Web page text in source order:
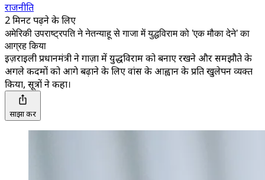
राजनीति
2 मिनट पढ़ने के लिए
अमेरिकी उपराष्ट्रपति ने नेतन्याहू से गाजा में युद्धविराम को 'एक मौका देने' का
आग्रह किया
इज़राइली प्रधानमंत्री ने गाज़ा में युद्धविराम को बनाए रखने और समझौते के
अगले कदमों को आगे बढ़ाने के लिए वांस के आह्वान के प्रति खुलेपन व्यक्त
किया, सूत्रों ने कहा।
साझा करें